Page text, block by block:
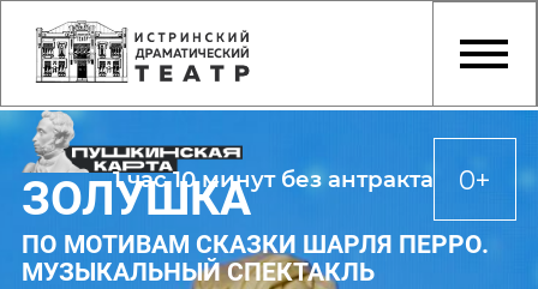
1 час 10 минут без антракта 0+
ЗОЛУШКА
ПО МОТИВАМ СКАЗКИ ШАРЛЯ ПЕРРО.
МУЗЫКАЛЬНЫЙ СПЕКТАКЛЬ